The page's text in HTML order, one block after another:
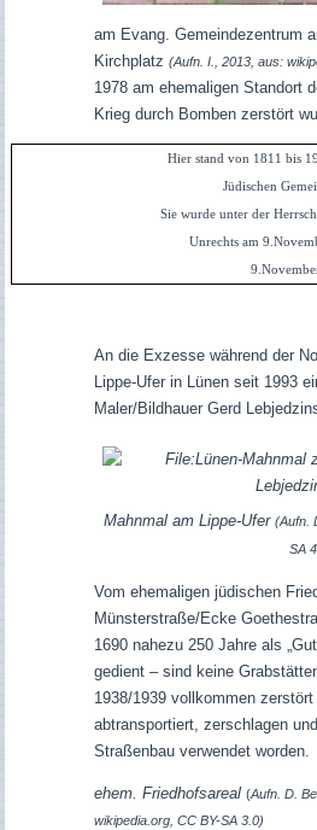
am Evang. Gemeindezentrum
Kirchplatz (Aufn. I., 2013, aus:
1978 am ehemaligen Standort
Krieg durch Bomben zerstört
Hier stand von 1811 bis
Jüdischen
Sie wurde unter der
Unrechts am
An die Exzesse während der
Lippe-Ufer in Lünen seit 1993
Maler/Bildhauer Gerd
Mahnmal am Lippe-Ufer(Aufn.
SA
Vom ehemaligen jüdischen
Münsterstraße/Ecke
1690 nahezu 250 Jahre als
gedient – sind keine
1938/1939 vollkommen
abtransportiert, zerschlagen
Straßenbau verwendet worden.
ehem. Friedhofsareal (Aufn. D.
wikipedia.org, CC BY-SA 3.0)